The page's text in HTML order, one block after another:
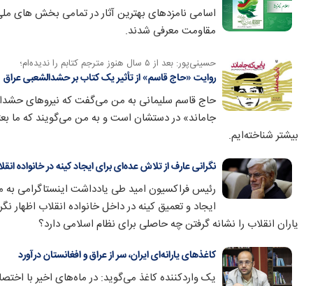
اسامی نامزدهای بهترین آثار در تمامی بخش های
مقاومت معرفی شدند.
حسینی‌پور: بعد از ۵ سال هنوز مترجم کتابم را ندیده‌ام؛
روایت «حاج قاسم» از تأثیر یک کتاب بر حشدالشعبی عراق
حاج قاسم سلیمانی به من می‌گفت که نیروهای
جاماند» در دستشان است و به من می‌گویند که ما
بیشتر شناخته‌ایم.
نگرانی عارف از تلاش عده‌ای برای ایجاد کینه در خانواده
رئیس فراکسیون امید طی یادداشت اینستاگرامی
ایجاد و تعمیق کینه در داخل خانواده انقلاب
یاران انقلاب را نشانه گرفتن چه حاصلی برای نظام اسلامی دارد؟
کاغذهای یارانه‌ای ایران، سر از عراق و افغانستان درآورد